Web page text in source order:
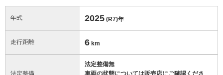
年式 2025 (R7)年
走行距離 6 km
法定整備
法定整備無
車両の状態については販売店にご確認くださ